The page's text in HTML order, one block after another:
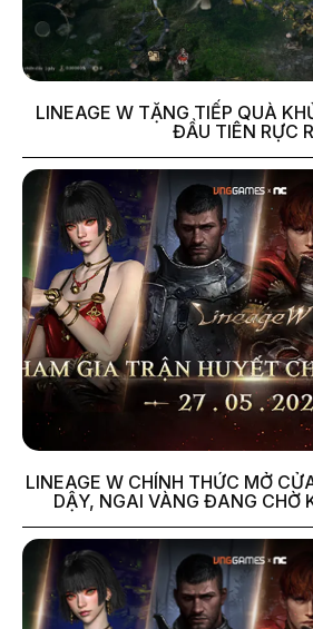
LINEAGE W TẶNG TIẾP QUÀ
ĐẦU TIÊN RỰC
LINEAGE W CHÍNH THỨC MỞ
DẬY, NGAI VÀNG ĐANG CHỜ